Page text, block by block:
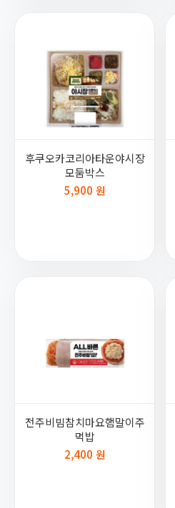
후쿠오카코리아타운야시장
모둠박스
5,900 원
전주비빔참치마요햄말이주
먹밥
2,400 원